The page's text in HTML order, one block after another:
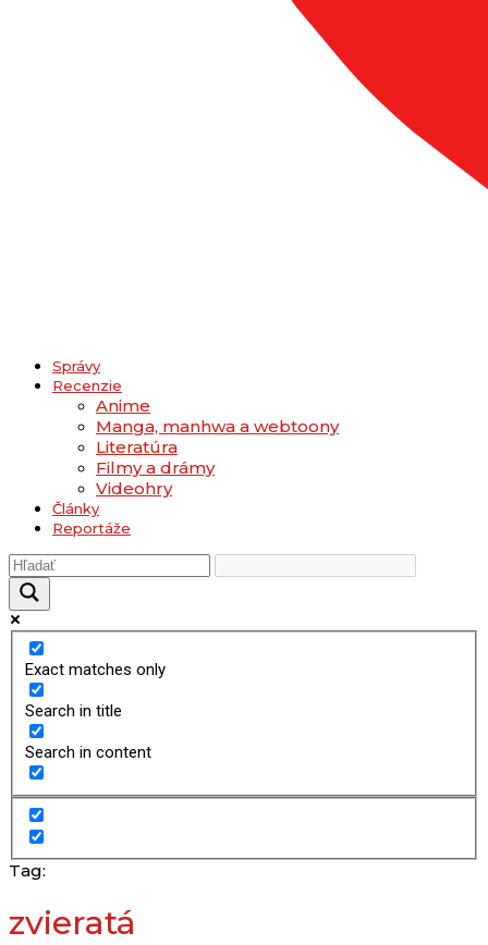
Správy
Recenzie
Anime
Manga, manhwa a webtoony
Literatúra
Filmy a drámy
Videohry
Články
Reportáže
Exact matches only
Search in title
Search in content
Tag:
zvieratá